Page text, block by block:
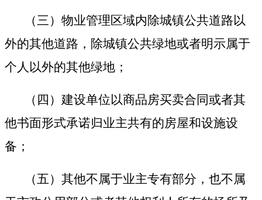
（三）物业管理区域内除城镇公共道路以
外的其他道路，除城镇公共绿地或者明示属于
个人以外的其他绿地；
（四）建设单位以商品房买卖合同或者其
他书面形式承诺归业主共有的房屋和设施设
备；
（五）其他不属于业主专有部分，也不属